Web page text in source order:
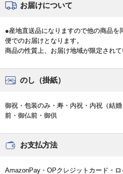
お届けについて
●産地直送品になりますので他の商品を
便でのお届けとなります。
商品の性質上、お届け地域が限定されて
のし（掛紙）
御祝・包装のみ・寿・内祝・内祝（結
前・御仏前・御供
お支払方法
AmazonPay・OPクレジットカード・